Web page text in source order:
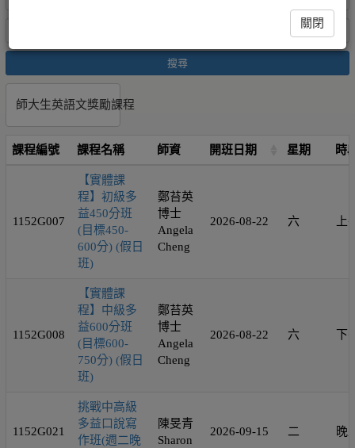
搜尋
師大生英語文獎勵課程
課程編號 課程名稱 師資 開班日期 星期 時
1152G007
【實體課
程】初級多
益450分班
(目標450-
600分) (假日
班)
鄭苔英
博士
Angela
Cheng
2026-08-22 六 上
1152G008
【實體課
程】中級多
益600分班
(目標600-
750分) (假日
班)
鄭苔英
博士
Angela
Cheng
2026-08-22 六 下
1152G021
挑戰中高級
多益口說寫
作班(週二晚
陳旻青
Sharon
2026-09-15 二 晚
關閉